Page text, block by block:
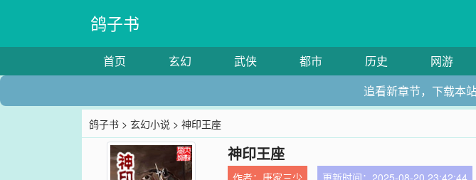
鸽子书
首页 玄幻 武侠 都市 历史 网游
追看新章节，下载本
鸽子书 >玄幻小说 > 神印王座
神印王座
作者： 唐家三少 更新时间：2025-08-20 23:42:44